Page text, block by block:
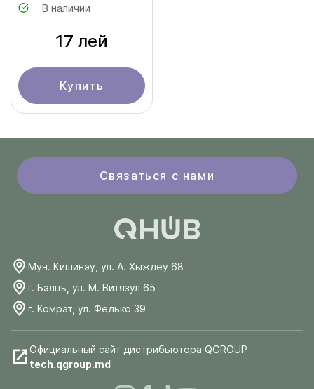
В наличии
17 лей
Купить
Связаться с нами
Мун. Кишинэу, ул. А. Хыждеу 68
г. Бэлць, ул. М. Витязул 65
г. Комрат, ул. Федько 39
Официальный сайт дистрибьютора QGROUP
tech.qgroup.md